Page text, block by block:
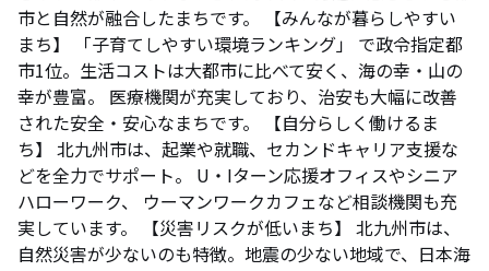
市と自然が融合したまちです。 【みんなが暮らしやすい
まち】 「子育てしやすい環境ランキング」 で政令指定都
市1位。生活コストは大都市に比べて安く、海の幸・山の
幸が豊富。 医療機関が充実しており、治安も大幅に改善
された安全・安心なまちです。 【自分らしく働けるま
ち】 北九州市は、起業や就職、セカンドキャリア支援な
どを全力でサポート。 U・Iターン応援オフィスやシニア
ハローワーク、 ウーマンワークカフェなど相談機関も充
実しています。 【災害リスクが低いまち】 北九州市は、
自然災害が少ないのも特徴。地震の少ない地域で、日本海